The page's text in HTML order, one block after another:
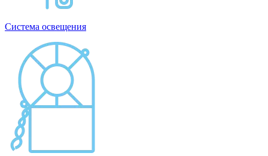
Система освещения